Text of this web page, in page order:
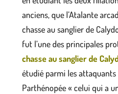
anciens, que l’Atalante
chasse au sanglier de
fut l’une des principales
chasse au sanglier de
étudié parmi les attaquants
Parthénopée « celui qui a